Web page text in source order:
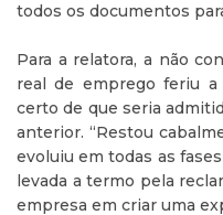
todos os documentos
Para a relatora, a não
real de emprego feriu a
certo de que seria
anterior. “Restou
evoluiu em todas as
levada a termo pela
empresa em criar uma